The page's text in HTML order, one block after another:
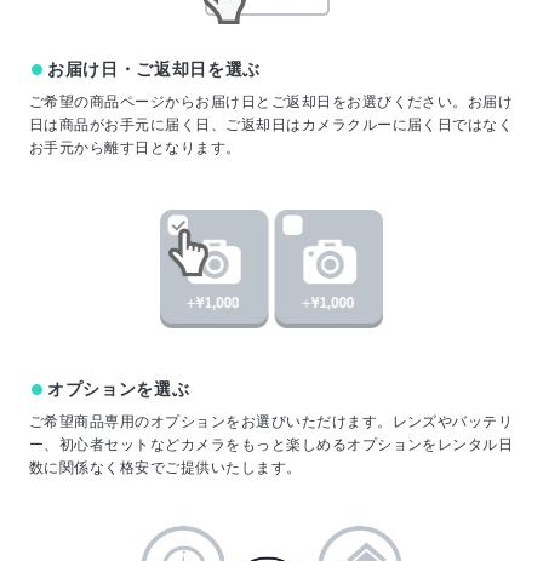
お届け日・ご返却日を選ぶ
ご希望の商品ページからお届け日とご返却日をお選びください。お届け
日は商品がお手元に届く日、ご返却日はカメラクルーに届く日ではなく
お手元から離す日となります。
オプションを選ぶ
ご希望商品専用のオプションをお選びいただけます。レンズやバッテリ
ー、初心者セットなどカメラをもっと楽しめるオプションをレンタル日
数に関係なく格安でご提供いたします。